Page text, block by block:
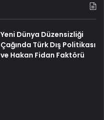
Yeni Dünya Düzensizliği
Çağında Türk Dış Politikası
ve Hakan Fidan Faktörü